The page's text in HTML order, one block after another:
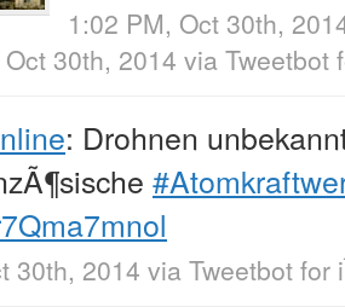
1:02 PM, Oct 30th,
30th, 2014 via Tweetbot
: Drohnen
30th, 2014 via Tweetbot for